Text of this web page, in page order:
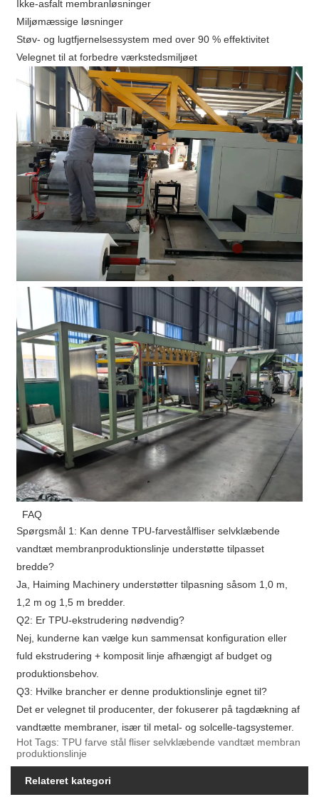
Ikke-asfalt membranløsninger
Miljømæssige løsninger
Støv- og lugtfjernelsessystem med over 90 % effektivitet
Velegnet til at forbedre værkstedsmiljøet
FAQ
Spørgsmål 1: Kan denne TPU-farvestålfliser selvklæbende
vandtæt membranproduktionslinje understøtte tilpasset
bredde?
Ja, Haiming Machinery understøtter tilpasning såsom 1,0 m,
1,2 m og 1,5 m bredder.
Q2: Er TPU-ekstrudering nødvendig?
Nej, kunderne kan vælge kun sammensat konfiguration eller
fuld ekstrudering + komposit linje afhængigt af budget og
produktionsbehov.
Q3: Hvilke brancher er denne produktionslinje egnet til?
Det er velegnet til producenter, der fokuserer på tagdækning af
vandtætte membraner, især til metal- og solcelle-tagsystemer.
Hot Tags: TPU farve stål fliser selvklæbende vandtæt membran
produktionslinje
Relateret kategori